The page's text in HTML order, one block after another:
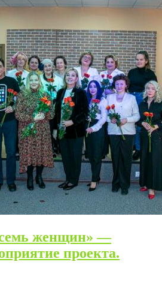
женщин» —
проекта.